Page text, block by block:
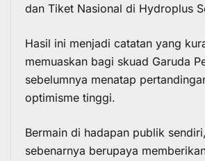
dan Tiket Nasional di Hydroplus
Hasil ini menjadi catatan yang
memuaskan bagi skuad Garuda
sebelumnya menatap
optimisme tinggi.
Bermain di hadapan publik
sebenarnya berupaya